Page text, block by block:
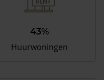
43%
Huurwoningen